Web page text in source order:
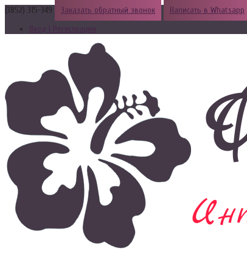
(3852) 315-349 Заказать обратный звонок
Написать в Whatsapp
Вход | Регистрация